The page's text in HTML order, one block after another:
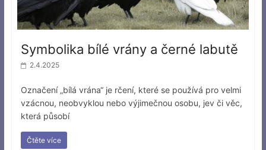
Symbolika bílé vrány a černé labutě
2.4.2025
Označení „bílá vrána“ je rčení, které se používá pro velmi
vzácnou, neobvyklou nebo výjimečnou osobu, jev či věc,
která působí
Čtěte více